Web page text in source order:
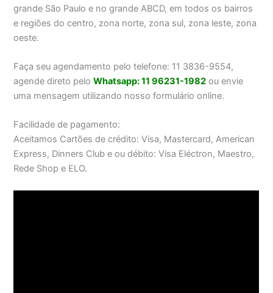
grande São Paulo e no grande ABCD, em todos os bairros
e regiões do centro, zona norte, zona sul, zona leste, zona
oeste.
Faça seu agendamento pelo telefone: 11 3836-9554,
agende direto peloWhatsapp: 11 96231-1982 ou envie
uma mensagem utilizando nosso formulário online.
Facilidade de pagamento:
Aceitamos Cartões de crédito: Visa, Mastercard, American
Express, Dinners Club e ou débito: Visa Eléctron, Maestro,
Rede Shop e ELO.